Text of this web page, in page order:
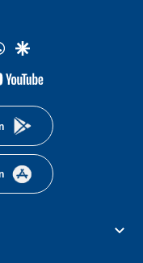
whatsapp
google
youtube-